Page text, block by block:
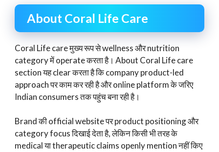
About Coral Life Care
Coral Life care मुख्य रूप से wellness और nutrition
category में operate करता है। About Coral Life care
section यह clear करता है कि company product-led
approach पर काम कर रही है और online platform के जरिए
Indian consumers तक पहुंच बना रही है।
Brand की official website पर product positioning और
category focus दिखाई देता है, लेकिन किसी भी तरह के
medical या therapeutic claims openly mention नहीं किए